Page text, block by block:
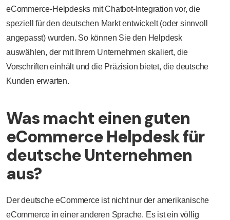
eCommerce-Helpdesks mit Chatbot-Integration vor, die
speziell für den deutschen Markt entwickelt (oder sinnvoll
angepasst) wurden. So können Sie den Helpdesk
auswählen, der mit Ihrem Unternehmen skaliert, die
Vorschriften einhält und die Präzision bietet, die deutsche
Kunden erwarten.
Was macht einen guten
eCommerce Helpdesk für
deutsche Unternehmen
aus?
Der deutsche eCommerce ist nicht nur der amerikanische
eCommerce in einer anderen Sprache. Es ist ein völlig